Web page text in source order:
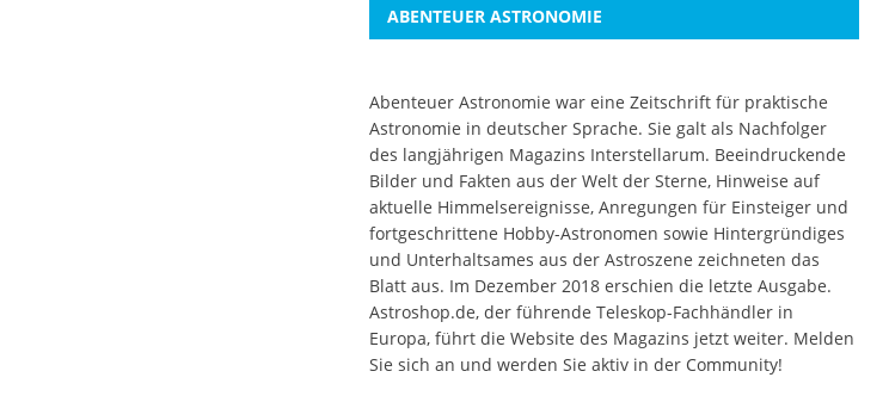
ABENTEUER ASTRONOMIE
Abenteuer Astronomie war eine Zeitschrift für praktische
Astronomie in deutscher Sprache. Sie galt als Nachfolger
des langjährigen Magazins Interstellarum. Beeindruckende
Bilder und Fakten aus der Welt der Sterne, Hinweise auf
aktuelle Himmelsereignisse, Anregungen für Einsteiger und
fortgeschrittene Hobby-Astronomen sowie Hintergründiges
und Unterhaltsames aus der Astroszene zeichneten das
Blatt aus. Im Dezember 2018 erschien die letzte Ausgabe.
Astroshop.de, der führende Teleskop-Fachhändler in
Europa, führt die Website des Magazins jetzt weiter. Melden
Sie sich an und werden Sie aktiv in der Community!